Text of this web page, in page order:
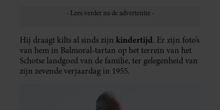
Hij draagt kilts al sinds zijn kindertijd. Er zijn foto’s
van hem in Balmoral-tartan op het terrein van het
Schotse landgoed van de familie, ter gelegenheid van
zijn zevende verjaardag in 1955.